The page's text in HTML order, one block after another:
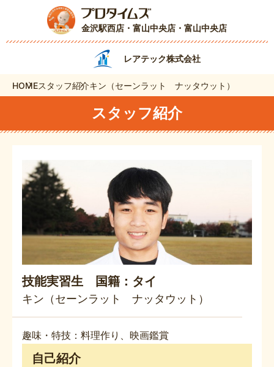
金沢駅西店・富山中央店 ・富山中央店
レアテック株式会社
HOMEスタッフ紹介キン（セーンラット ナッタウット）
スタッフ紹介
技能実習生 国籍：タイ
キン（セーンラット ナッタウット）
趣味・特技：料理作り、映画鑑賞
自己紹介